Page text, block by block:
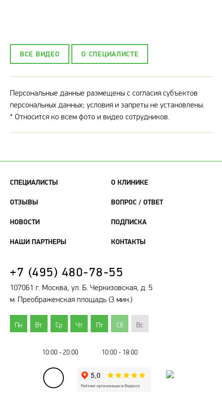
ВСЕ ВИДЕО О СПЕЦИАЛИСТЕ
Персональные данные размещены с согласия субъектов
персональных данных; условия и запреты не установлены.
* Относится ко всем фото и видео сотрудников.
СПЕЦИАЛИСТЫ О КЛИНИКЕ
ОТЗЫВЫ ВОПРОС / ОТВЕТ
НОВОСТИ ПОДПИСКА
НАШИ ПАРТНЕРЫ КОНТАКТЫ
+7 (495) 480-78-55
107061 г. Москва, ул. Б. Черкизовская, д. 5
м. Преображенская площадь (3 мин.)
Пн Вт Ср Чт Пт Сб Вс
10:00 - 20:00 10:00 - 18:00